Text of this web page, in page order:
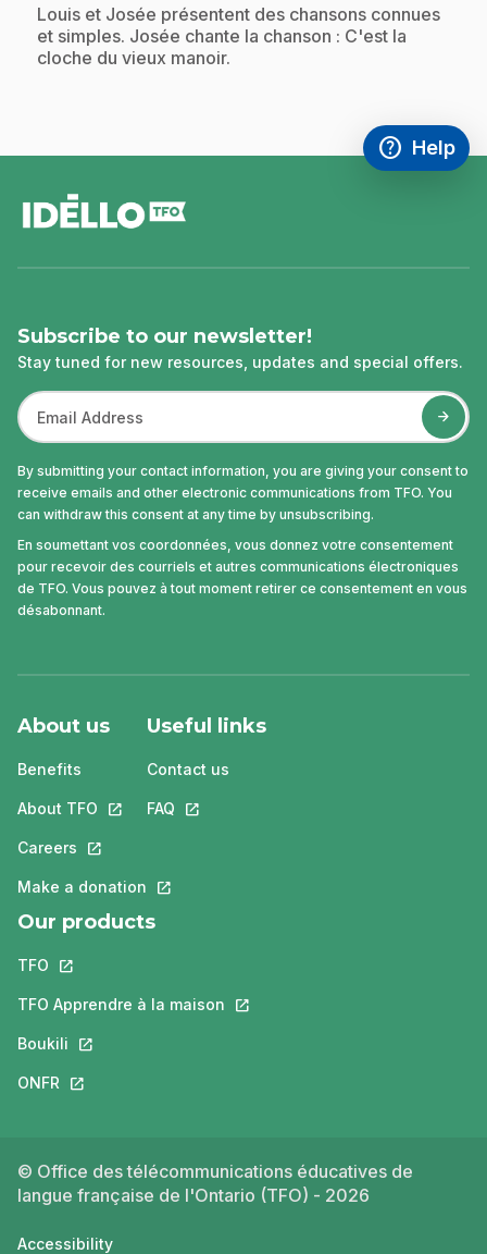
.Louis et Josée présentent des chansons connues
et simples. Josée chante la chanson : C'est la
cloche du vieux manoir.
help
Access
Help
,This link
Subscribe to our newsletter!
Stay tuned for new resources, updates and special offers.
By submitting your contact information, you are giving your consent to
receive emails and other electronic communications from TFO. You
can withdraw this consent at any time by unsubscribing.
En soumettant vos coordonnées, vous donnez votre consentement
pour recevoir des courriels et autres communications électroniques
de TFO. Vous pouvez à tout moment retirer ce consentement en vous
désabonnant.
About us
Benefits
About TFO This link will open in a new tab.
Careers This link will open in a new tab.
Make a donation This link will open in a new tab.
Useful links
Contact us
FAQ This link will open in a new tab.
Our products
TFO This link will open in a new tab.
TFO Apprendre à la maison This link will open in a new tab.
Boukili This link will open in a new tab.
ONFR This link will open in a new tab.
© Office des télécommunications éducatives de
langue française de l'Ontario (TFO) - 2026
Accessibility